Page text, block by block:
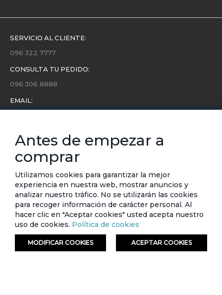
SERVICIO AL CLIENTE:
096 322 7777
CONSULTA TU PEDIDO:
096 306 8888
EMAIL:
Conoce toda la información sobre últimas colecciones,
eventos y ofertas.
Subscríbete a nuestro newsletter
SUSCRIBIRSE
© ETAFASHION 2023. Todos los derechos reservados.
Antes de empezar a
comprar
Utilizamos cookies para garantizar la mejor
experiencia en nuestra web, mostrar anuncios y
analizar nuestro tráfico. No se utilizarán las cookies
para recoger información de carácter personal. Al
hacer clic en "Aceptar cookies" usted acepta nuestro
uso de cookies. Política de cookies
MODIFICAR COOKIES ACEPTAR COOKIES